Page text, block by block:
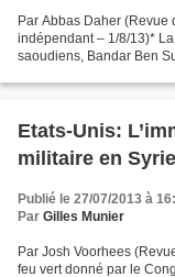
Par Abbas Daher (Revue
indépendant – 1/8/13)*
saoudiens, Bandar Ben
Etats-Unis:
militaire en
Publié le 27/07/2013 à
Par Gilles Munier
Par Josh Voorhees
feu vert donné par le